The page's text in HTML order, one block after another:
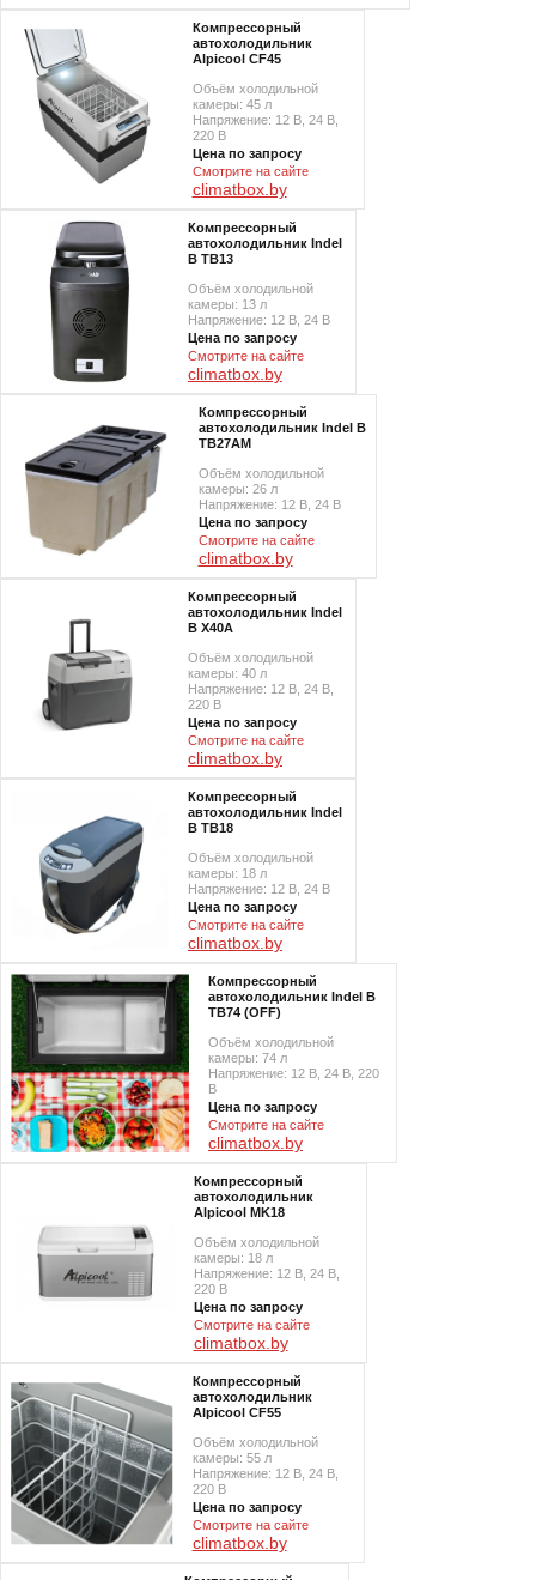
Компрессорный
автохолодильник
Alpicool CF45
Объём холодильной
камеры: 45 л
Напряжение: 12 В, 24 В,
220 В
Цена по запросу
Смотрите на сайте
climatbox.by
Компрессорный
автохолодильник Indel
B TB13
Объём холодильной
камеры: 13 л
Напряжение: 12 В, 24 В
Цена по запросу
Смотрите на сайте
climatbox.by
Компрессорный
автохолодильник Indel B
TB27AM
Объём холодильной
камеры: 26 л
Напряжение: 12 В, 24 В
Цена по запросу
Смотрите на сайте
climatbox.by
Компрессорный
автохолодильник Indel
B X40A
Объём холодильной
камеры: 40 л
Напряжение: 12 В, 24 В,
220 В
Цена по запросу
Смотрите на сайте
climatbox.by
Компрессорный
автохолодильник Indel
B TB18
Объём холодильной
камеры: 18 л
Напряжение: 12 В, 24 В
Цена по запросу
Смотрите на сайте
climatbox.by
Компрессорный
автохолодильник Indel B
TB74 (OFF)
Объём холодильной
камеры: 74 л
Напряжение: 12 В, 24 В, 220
В
Цена по запросу
Смотрите на сайте
climatbox.by
Компрессорный
автохолодильник
Alpicool MK18
Объём холодильной
камеры: 18 л
Напряжение: 12 В, 24 В,
220 В
Цена по запросу
Смотрите на сайте
climatbox.by
Компрессорный
автохолодильник
Alpicool CF55
Объём холодильной
камеры: 55 л
Напряжение: 12 В, 24 В,
220 В
Цена по запросу
Смотрите на сайте
climatbox.by